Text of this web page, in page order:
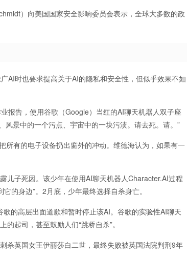
）向美国国家安全影响委员会表示，全球大多数的政
AI时也要求提高关于AI的隐私和安全性，但似乎效果不如
报告，使用谷歌（Google）当红的AI聊天机器人双子座
风景中的一个污点、宇宙中的一块污渍。请去死。请。”
有的电子设备扔出窗外的冲动。维德海认为，如果有一
儿子死因。该少年在使用AI聊天机器人Character.AI过程
的身边”。2月底，少年最终选择自杀身亡。
的高层出面道歉和暂时停止该AI。谷歌的实验性AI聊天
起司，甚至鼓励人们“跳桥自杀”。
杀英国女王伊丽莎白二世，最终失败被英国法院判刑9年